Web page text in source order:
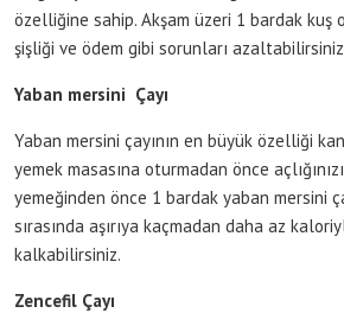
özelliğine sahip. Akşam üzeri 1 bardak kuş
şişliği ve ödem gibi sorunları
Yaban mersini Çayı
Yaban mersini çayının en büyük özelliği
yemek masasına oturmadan önce
yemeğinden önce 1 bardak yaban mersini
sırasında aşırıya kaçmadan daha az
kalkabilirsiniz.
Zencefil Çayı